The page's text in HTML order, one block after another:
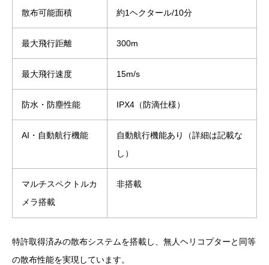
散布可能面積 約1ヘクタール/10分
最大飛行距離 300m
最大飛行速度 15m/s
防水・防塵性能 IPX4（防滴仕様）
AI・自動航行機能
自動航行機能あり（詳細は記載な
し）
マルチスペクトルカ
メラ搭載
非搭載
特許取得済みの散布システムを搭載し、無人ヘリコプターと同等
の散布性能を実現しています。